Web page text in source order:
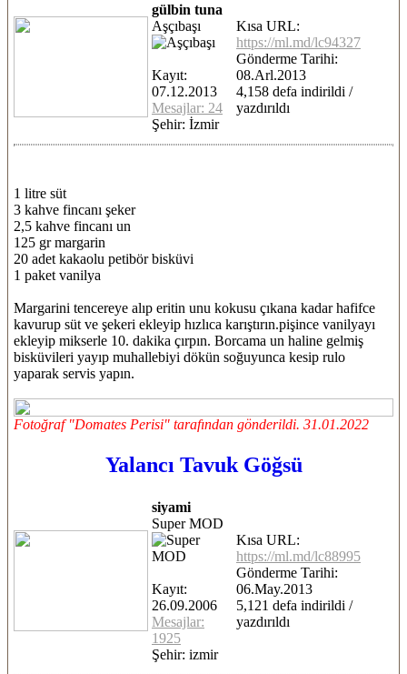
gülbin tuna
Aşçıbaşı
Kayıt:
07.12.2013
Mesajlar: 24
Şehir: İzmir
Kısa URL:
https://ml.md/lc94327
Gönderme Tarihi:
08.Arl.2013
4,158 defa indirildi /
yazdırıldı
1 litre süt
3 kahve fincanı şeker
2,5 kahve fincanı un
125 gr margarin
20 adet kakaolu petibör bisküvi
1 paket vanilya
Margarini tencereye alıp eritin unu kokusu çıkana kadar hafifce
kavurup süt ve şekeri ekleyip hızlıca karıştırın.pişince vanilyayı
ekleyip mikserle 10. dakika çırpın. Borcama un haline gelmiş
bisküvileri yayıp muhallebiyi dökün soğuyunca kesip rulo
yaparak servis yapın.
Fotoğraf "Domates Perisi" tarafından gönderildi. 31.01.2022
Yalancı Tavuk Göğsü
siyami
Super MOD
Kayıt:
26.09.2006
Mesajlar:
1925
Şehir: izmir
Kısa URL:
https://ml.md/lc88995
Gönderme Tarihi:
06.May.2013
5,121 defa indirildi /
yazdırıldı